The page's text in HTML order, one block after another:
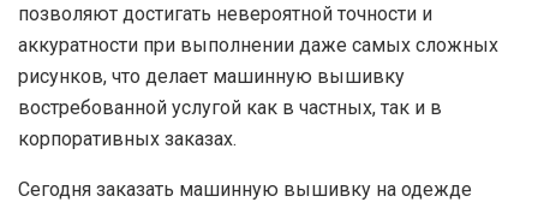
позволяют достигать невероятной точности и
аккуратности при выполнении даже самых сложных
рисунков, что делает машинную вышивку
востребованной услугой как в частных, так и в
корпоративных заказах.
Сегодня заказать машинную вышивку на одежде